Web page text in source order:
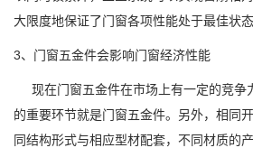
大限度地保证了门窗各项性能处于最佳状态
3、门窗五金件会影响门窗经济性能
现在门窗五金件在市场上有一定的竞争
的重要环节就是门窗五金件。另外，相同
同结构形式与相应型材配套，不同材质的